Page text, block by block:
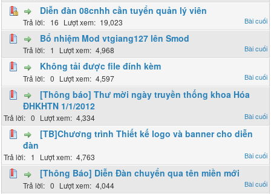
Diễn đàn 08cnhh cần tuyển quản lý viên
16 19,023
Bổ nhiệm Mod vtgiang127 lên Smod
1 4,968
Không tải được file đính kèm
0 4,597
[Thông báo] Thư mời ngày truyền thống khoa Hóa
ĐHKHTN 1/1/2012
0 4,334
[TB]Chương trình Thiết kế logo và banner cho diễn
đàn
1 4,763
[Thông Báo] Diễn Đàn chuyển qua tên miền mới
0 4,044